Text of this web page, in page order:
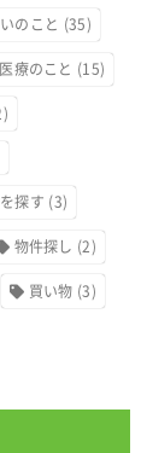
のこと (35)
医療のこと (15)
探す (3)
物件探し (2)
買い物 (3)